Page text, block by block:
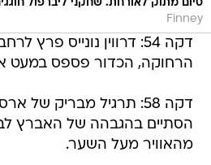
סיום מתוק לאורחת. שחקני ליברפול
Finney
דקה 54: דרווין נונייס
הרחוקה, הכדור פספס במעט
דקה 58: תרגיל מבריק של
הסתיים בהגבהה של האברץ
מהאוויר מעל השער.